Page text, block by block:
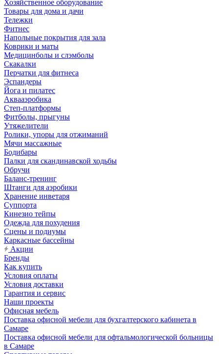
Хозяйственное оборудование
Товары для дома и дачи
Тележки
Фитнес
Напольные покрытия для зала
Коврики и маты
Медицинболы и слэмболы
Скакалки
Перчатки для фитнеса
Эспандеры
Йога и пилатес
Аквааэробика
Степ-платформы
Фитболы, прыгуны
Утяжелители
Ролики, упоры для отжиманий
Мячи массажные
Бодибары
Палки для скандинавской ходьбы
Обручи
Баланс-тренинг
Штанги для аэробики
Хранение инветаря
Суппорта
Кинезио тейпы
Одежда для похудения
Сцены и подиумы
Каркасные бассейны
Акции
Бренды
Как купить
Условия оплаты
Условия доставки
Гарантия и сервис
Наши проекты
Офисная мебель
Поставка офисной мебели для бухгалтерского кабинета в
Самаре
Поставка офисной мебели для офтальмологической больницы
в Самаре